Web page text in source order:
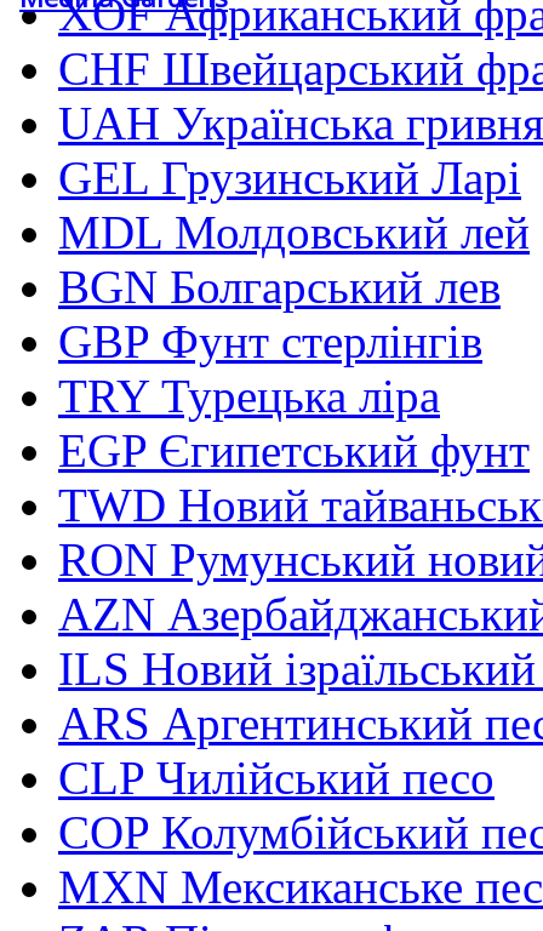
XOF Африканський
CHF Швейцарський
UAH Українська гривня
GEL Грузинський Ларі
MDL Молдовський лей
BGN Болгарський лев
GBP Фунт стерлінгів
TRY Турецька ліра
EGP Єгипетський фунт
TWD Новий
RON Румунський
AZN
ILS Новий
ARS Аргентинський
CLP Чилійський песо
COP Колумбійський
MXN Мексиканське